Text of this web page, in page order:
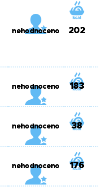
nehodnoceno 202
nehodnoceno 183
nehodnoceno 38
nehodnoceno 176